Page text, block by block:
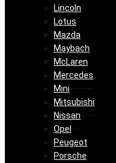
Lincoln
Lotus
Mazda
Maybach
McLaren
Mercedes
Mini
Mitsubishi
Nissan
Opel
Peugeot
Porsche